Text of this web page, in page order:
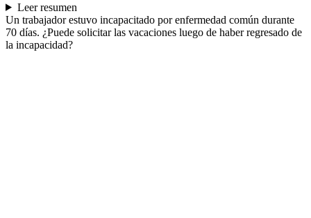
Leer resumen
Un trabajador estuvo incapacitado por enfermedad común durante
70 días. ¿Puede solicitar las vacaciones luego de haber regresado de
la incapacidad?